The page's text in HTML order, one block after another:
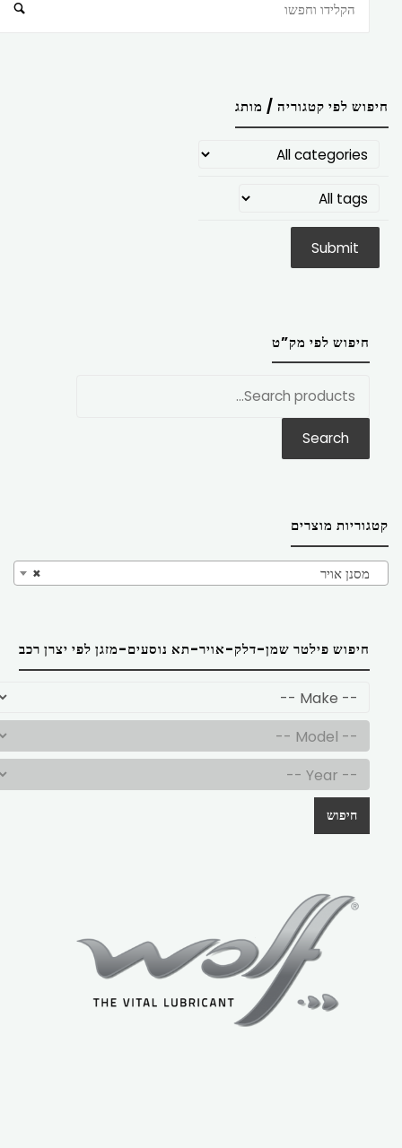
חיפוש לפי קטגוריה / מותג
חיפוש לפי מק”ט
Search
קטגוריות מוצרים
× מסנן אויר
חיפוש פילטר שמן-דלק-אויר-תא נוסעים-מזגן לפי יצרן רכב
חיפוש